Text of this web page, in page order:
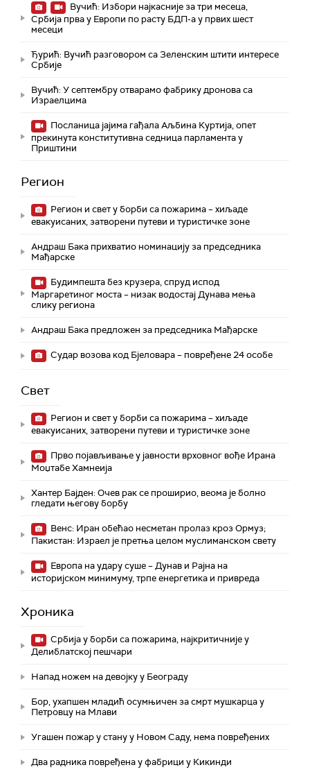
Вучић: Избори најкасније за три месеца,
Србија прва у Европи по расту БДП-а у првих шест
месеци
Ђурић: Вучић разговором са Зеленским штити интересе
Србије
Вучић: У септембру отварамо фабрику дронова са
Израелцима
Посланица јајима гађала Аљбина Куртија, опет
прекинута конститутивна седница парламента у
Приштини
Регион
Регион и свет у борби са пожарима – хиљаде
евакуисаних, затворени путеви и туристичке зоне
Андраш Бака прихватио номинацију за председника
Мађарске
Будимпешта без крузера, спруд испод
Маргаретиног моста – низак водостај Дунава мења
слику региона
Андраш Бакa предложен за председника Мађарске
Судар возова код Бјеловара – повређене 24 особе
Свет
Регион и свет у борби са пожарима – хиљаде
евакуисаних, затворени путеви и туристичке зоне
Прво појављивање у јавности врховног вође Ирана
Моџтабe Хамнеија
Хантер Бајден: Очев рак се проширио, веома је болно
гледати његову борбу
Венс: Иран обећао несметан пролаз кроз Ормуз;
Пакистан: Израел је претња целом муслиманском свету
Европа на удару суше – Дунав и Рајна на
историјском минимуму, трпе енергетика и привреда
Хроника
Србија у борби са пожарима, најкритичније у
Делиблатској пешчари
Напад ножем на девојку у Београду
Бор, ухапшен младић осумњичен за смрт мушкарца у
Петровцу на Млави
Угашен пожар у стану у Новом Саду, нема повређених
Два радника повређена у фабрици у Кикинди